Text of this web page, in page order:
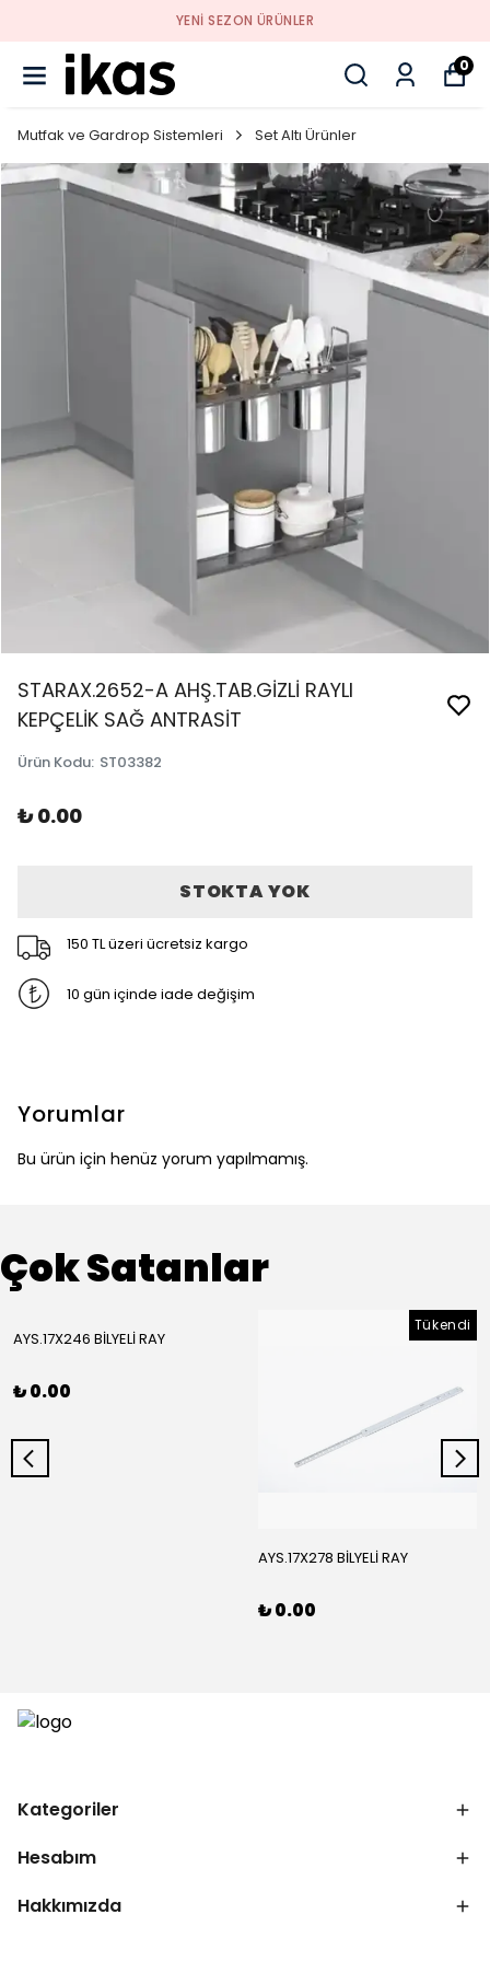
YENI SEZON ÜRÜNLER
0
Mutfak ve Gardrop Sistemleri Set Altı Ürünler
STARAX.2652-A AHŞ.TAB.GİZLİ RAYLI
KEPÇELİK SAĞ ANTRASİT
Ürün Kodu: ST03382
₺ 0.00
STOKTA YOK
150 TL üzeri ücretsiz kargo
10 gün içinde iade değişim
Yorumlar
Bu ürün için henüz yorum yapılmamış.
Çok Satanlar
AYS.17X246 BİLYELİ RAY
₺ 0.00
Tükendi
AYS.17X278 BİLYELİ RAY
₺ 0.00
Kategoriler
Hesabım
Hakkımızda